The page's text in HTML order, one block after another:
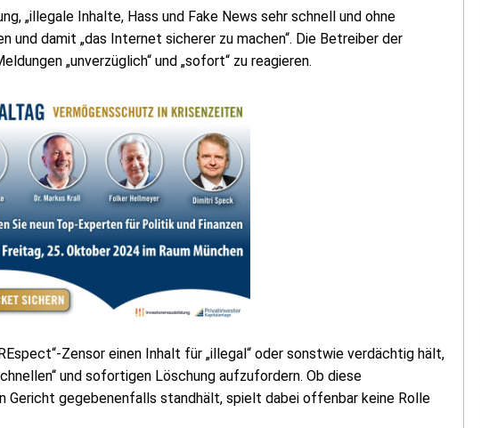
„illegale Inhalte, Hass und Fake News sehr schnell und ohne
und damit „das Internet sicherer zu machen“. Die Betreiber der
„unverzüglich“ und „sofort“ zu reagieren.
Zensor einen Inhalt für „illegal“ oder sonstwie verdächtig hält,
und sofortigen Löschung aufzufordern. Ob diese
Gericht gegebenenfalls standhält, spielt dabei offenbar keine Rolle